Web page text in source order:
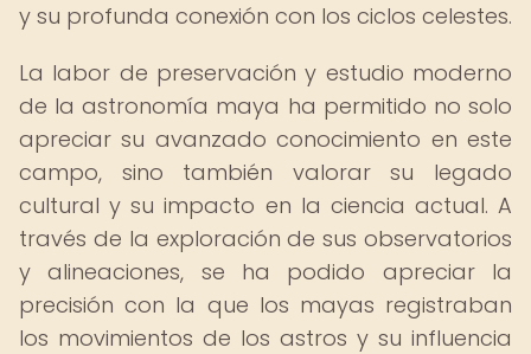
y su profunda conexión con los ciclos celestes.
La labor de preservación y estudio moderno
de la astronomía maya ha permitido no solo
apreciar su avanzado conocimiento en este
campo, sino también valorar su legado
cultural y su impacto en la ciencia actual. A
través de la exploración de sus observatorios
y alineaciones, se ha podido apreciar la
precisión con la que los mayas registraban
los movimientos de los astros y su influencia